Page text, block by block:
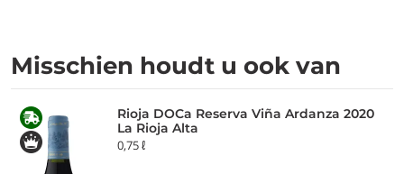
Misschien houdt u ook van
Rioja DOCa Reserva Viña Ardanza 2020
La Rioja Alta
0,75 ℓ